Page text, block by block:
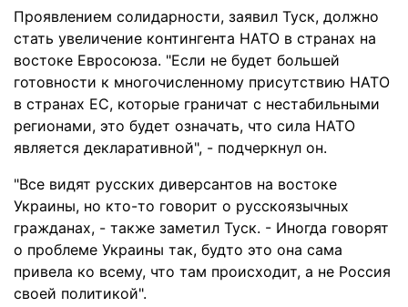
Проявлением солидарности, заявил Туск, должно
стать увеличение контингента НАТО в странах на
востоке Евросоюза. "Если не будет большей
готовности к многочисленному присутствию НАТО
в странах ЕС, которые граничат с нестабильными
регионами, это будет означать, что сила НАТО
является декларативной", - подчеркнул он.
"Все видят русских диверсантов на востоке
Украины, но кто-то говорит о русскоязычных
гражданах, - также заметил Туск. - Иногда говорят
о проблеме Украины так, будто это она сама
привела ко всему, что там происходит, а не Россия
своей политикой".